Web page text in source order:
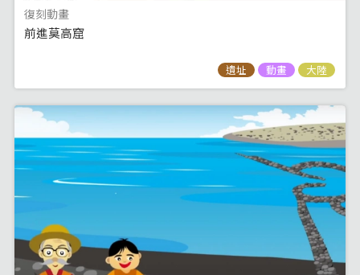
復刻動畫
前進莫高窟
遺址 動畫 大陸